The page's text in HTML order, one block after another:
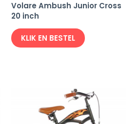
Volare Ambush Junior Cross
20 inch
KLIK EN BESTEL